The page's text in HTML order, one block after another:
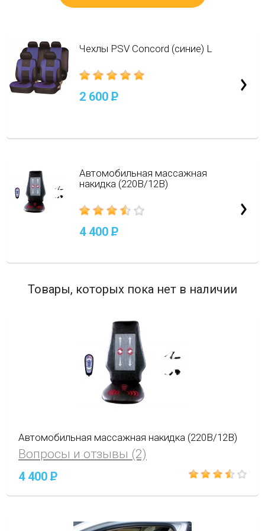
Чехлы PSV Concord (синие) L
2 600P
Автомобильная массажная
накидка (220В/12В)
4 400P
Товары, которых пока нет в наличии
Автомобильная массажная накидка (220В/12В)
Вопросы и отзывы (2)
4 400P